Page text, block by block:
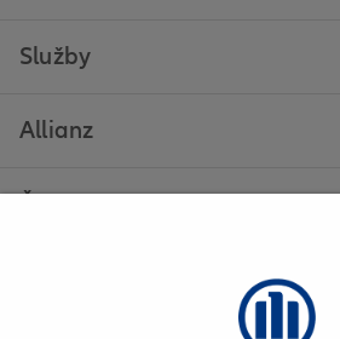
Služby
Allianz
Allianz - Katarína Púchy -